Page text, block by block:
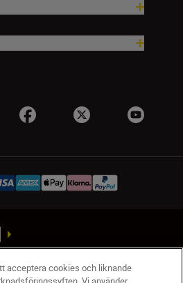
personuppgiftsbehandling
acceptera cookies och liknande